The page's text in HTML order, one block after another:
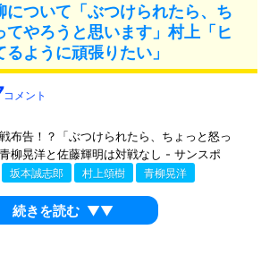
について「ぶつけられたら、ち
てやろうと思います」村上「ヒ
るように頑張りたい」
コメント
布告！？「ぶつけられたら、ちょっと怒っ
柳晃洋と佐藤輝明は対戦なし - サンスポ
坂本誠志郎 村上頌樹 青柳晃洋
続きを読む ▼▼